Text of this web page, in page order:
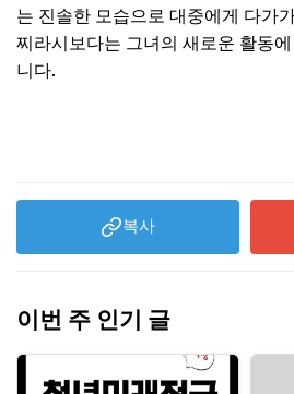
는 진솔한 모습으로 대중에게 다가
찌라시보다는 그녀의 새로운 활동
니다.
복사
이번 주 인기 글